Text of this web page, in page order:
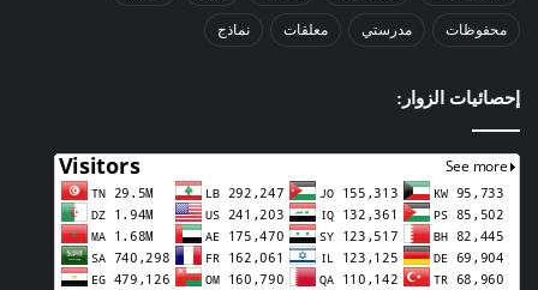
محفوظات مدرستي معلقات نماذج
إحصائيات الزوار: